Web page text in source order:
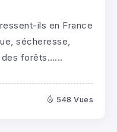
ils en France
sécheresse,
des forêts…...
548 Vues